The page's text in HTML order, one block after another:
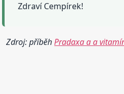
Zdraví Cempírek!
Zdroj: příběhPradaxa a a